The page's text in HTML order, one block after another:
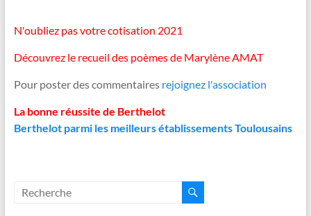
N'oubliez pas votre cotisation 2021
Découvrez le recueil des poèmes de Marylène AMAT
Pour poster des commentaires rejoignez l'association
La bonne réussite de Berthelot
Berthelot parmi les meilleurs établissements Toulousains